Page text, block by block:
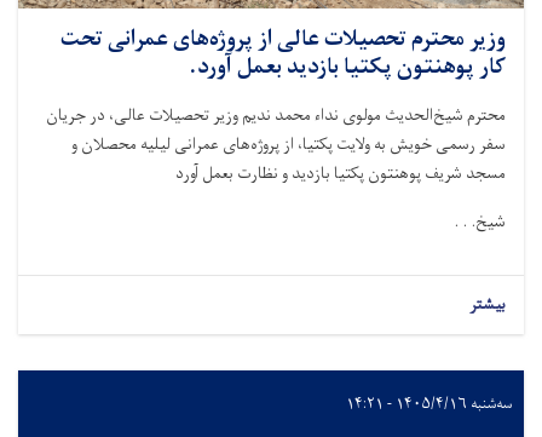
وزیر محترم تحصیلات عالی از پروژه‌های عمرانی تحت
کار پوهنتون پکتیا بازدید بعمل آورد.
محترم شیخ‌الحدیث مولوی نداء محمد ندیم وزیر تحصیلات عالی، در جریان
سفر رسمی خویش به ولایت پکتیا، از پروژه‌های عمرانی لیلیه محصلان و
مسجد شریف پوهنتون پکتیا بازدید و نظارت بعمل آورد
شیخ. . .
بیشتر
سه‌شنبه ۱۴۰۵/۴/۱۶ - ۱۴:۲۱